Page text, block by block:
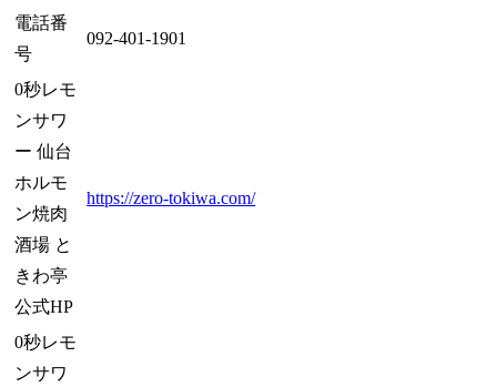
電話番
号
092-401-1901
0秒レモ
ンサワ
ー 仙台
ホルモ
ン焼肉
酒場 と
きわ亭
公式HP
https://zero-tokiwa.com/
0秒レモ
ンサワ